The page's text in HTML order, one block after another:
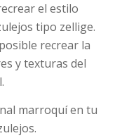
el estilo
tipo zellige.
recrear la
y texturas del
marroquí en tu